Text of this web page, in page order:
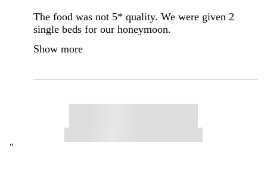
The food was not 5* quality. We were given 2
single beds for our honeymoon.
Show more
"